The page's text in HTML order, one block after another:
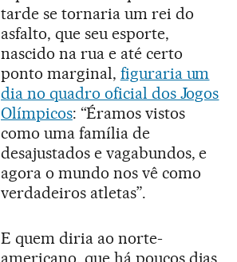
tarde se tornaria um rei do
asfalto, que seu esporte,
nascido na rua e até certo
ponto marginal, figuraria um
dia no quadro oficial dos Jogos
Olímpicos: “Éramos vistos
como uma família de
desajustados e vagabundos, e
agora o mundo nos vê como
verdadeiros atletas”.
E quem diria ao norte-
americano, que há poucos dias